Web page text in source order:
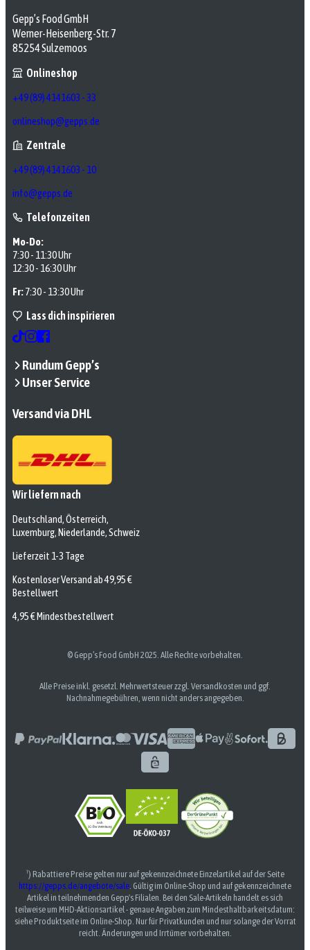
Gepp’s Food GmbH
Werner-Heisenberg-Str. 7
85254 Sulzemoos
Onlineshop
+49 (89) 4141603 - 33
onlineshop@gepps.de
Zentrale
+49 (89) 4141603 - 10
info@gepps.de
Telefonzeiten
Mo-Do:
7:30 - 11:30 Uhr
12:30 - 16:30 Uhr
Fr:7:30 - 13:30 Uhr
Lass dich inspirieren
Rundum Gepp’s
Unser Service
Versand via DHL
Wir liefern nach
Deutschland, Österreich,
Luxemburg, Niederlande, Schweiz
Lieferzeit 1-3 Tage
Kostenloser Versand ab 49,95 €
Bestellwert
4,95 € Mindestbestellwert
© Gepp’s Food GmbH 2025. Alle Rechte vorbehalten.
Alle Preise inkl. gesetzl. Mehrwertsteuer zzgl. Versandkosten und ggf.
Nachnahmegebühren, wenn nicht anders angegeben.
¹) Rabattiere Preise gelten nur auf gekennzeichnete Einzelartikel auf der Seite
https://gepps.de/angebote/sale . Gültig im Online-Shop und auf gekennzeichnete
Artikel in teilnehmenden Gepp's Filialen. Bei den Sale-Artikeln handelt es sich
teilweise um MHD-Aktionsartikel - genaue Angaben zum Mindesthaltbarkeitsdatum:
siehe Produktseite im Online-Shop. Nur für Privatkunden und nur solange der Vorrat
reicht. Änderungen und Irrtümer vorbehalten.